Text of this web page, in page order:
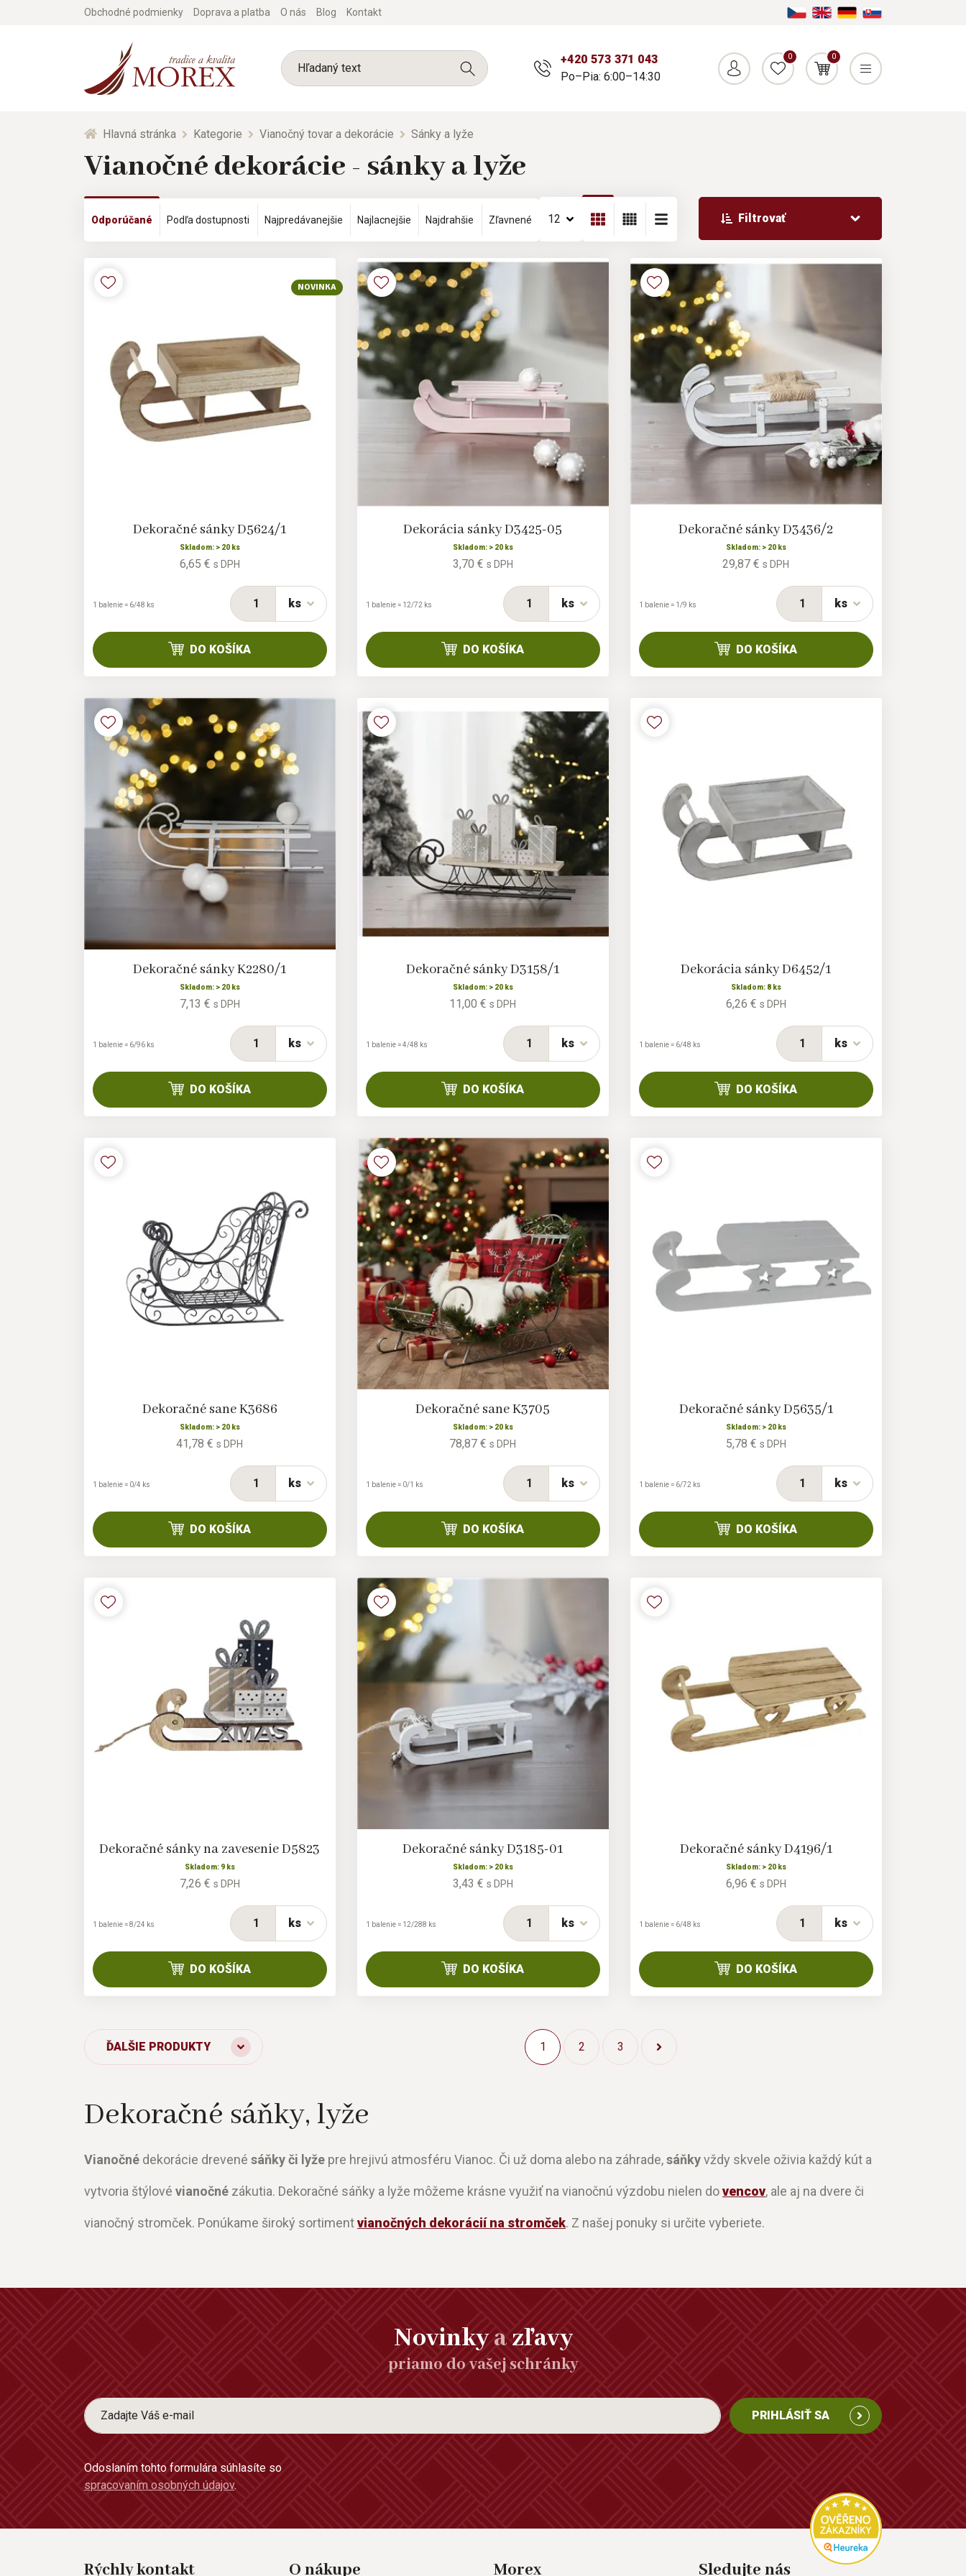
Obchodné podmienky Doprava a platba O nás Blog Kontakt
+420 573 371 043
Po–Pia: 6:00–14:30
0 0
Hlavná stránka Kategorie Vianočný tovar a dekorácie Sánky a lyže
Vianočné dekorácie - sánky a lyže
Odporúčané Podľa dostupnosti Najpredávanejšie Najlacnejšie Najdrahšie Zľavnené 12 Filtrovať
NOVINKA
Dekoračné sánky D5624/1
Skladom: > 20 ks
6,65 € s DPH
ks
1 balenie = 6/48 ks
DO KOŠÍKA
Dekorácia sánky D3425-05
Skladom: > 20 ks
3,70 € s DPH
ks
1 balenie = 12/72 ks
DO KOŠÍKA
Dekoračné sánky D3436/2
Skladom: > 20 ks
29,87 €s DPH
ks
1 balenie = 1/9 ks
DO KOŠÍKA
Dekoračné sánky K2280/1
Skladom: > 20 ks
7,13 € s DPH
ks
1 balenie = 6/96 ks
DO KOŠÍKA
Dekoračné sánky D3158/1
Skladom: > 20 ks
11,00 €s DPH
ks
1 balenie = 4/48 ks
DO KOŠÍKA
Dekorácia sánky D6452/1
Skladom: 8 ks
6,26 € s DPH
ks
1 balenie = 6/48 ks
DO KOŠÍKA
Dekoračné sane K3686
Skladom: > 20 ks
41,78 €s DPH
ks
1 balenie = 0/4 ks
DO KOŠÍKA
Dekoračné sane K3705
Skladom: > 20 ks
78,87 €s DPH
ks
1 balenie = 0/1 ks
DO KOŠÍKA
Dekoračné sánky D5635/1
Skladom: > 20 ks
5,78 € s DPH
ks
1 balenie = 6/72 ks
DO KOŠÍKA
Dekoračné sánky na zavesenie D5823
Skladom: 9 ks
7,26 € s DPH
ks
1 balenie = 8/24 ks
DO KOŠÍKA
Dekoračné sánky D3185-01
Skladom: > 20 ks
3,43 € s DPH
ks
1 balenie = 12/288 ks
DO KOŠÍKA
Dekoračné sánky D4196/1
Skladom: > 20 ks
6,96 € s DPH
ks
1 balenie = 6/48 ks
DO KOŠÍKA
ĎALŠIE PRODUKTY 1 2 3
Dekoračné sáňky, lyže
Vianočné dekorácie drevené sáňky či lyže pre hrejivú atmosféru Vianoc. Či už doma alebo na záhrade,sáňkyvždy skvele oživia každý kút a
vytvoria štýlové vianočné zákutia. Dekoračné sáňky a lyže môžeme krásne využiť na vianočnú výzdobu nielen dovencov, ale aj na dvere či
vianočný stromček. Ponúkame široký sortimentvianočných dekorácií na stromček. Z našej ponuky si určite vyberiete.
Novinkyazľavy
priamo do vašej schránky
PRIHLÁSIŤ SA
Odoslaním tohto formulára súhlasíte so
spracovaním osobných údajov.
Rýchly kontakt O nákupe Morex Sledujte nás